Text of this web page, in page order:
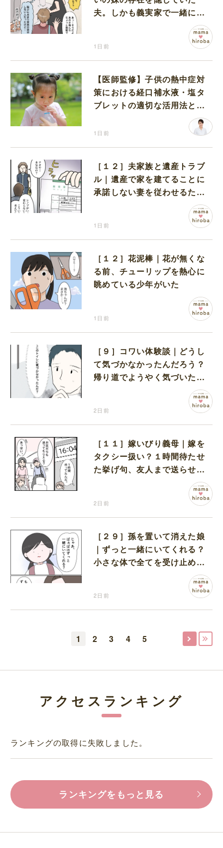
夫。しかも義実家で一緒に暮
らすことになり困惑する妻
1日前
【医師監修】子供の熱中症対
策における経口補水液・塩タ
ブレットの適切な活用法と水
1日前
［１２］夫家族と遺産トラブ
ル｜遺産で家を建てることに
承諾しない妻を従わせるため
に夫が取り出したのは離婚届
1日前
［１２］花泥棒｜花が無くな
る前、チューリップを熱心に
眺めている少年がいた
1日前
［９］コワい体験談｜どうし
て気づかなかったんだろう？
帰り道でようやく気づいた近
いトイレの存在に首を傾げる
2日前
［１１］嫁いびり義母｜嫁を
タクシー扱い？１時間待たせ
た挙げ句、友人まで送らせる
2日前
［２９］孫を置いて消えた娘
｜ずっと一緒にいてくれる？
小さな体で全てを受け止める
2日前
1 2 3 4 5
アクセスランキング
ランキングの取得に失敗しました。
ランキングをもっと見る